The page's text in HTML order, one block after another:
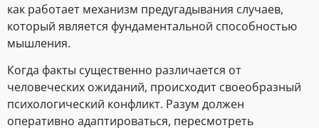
как работает механизм предугадывания случаев,
который является фундаментальной способностью
мышления.
Когда факты существенно различается от
человеческих ожиданий, происходит своеобразный
психологический конфликт. Разум должен
оперативно адаптироваться, пересмотреть